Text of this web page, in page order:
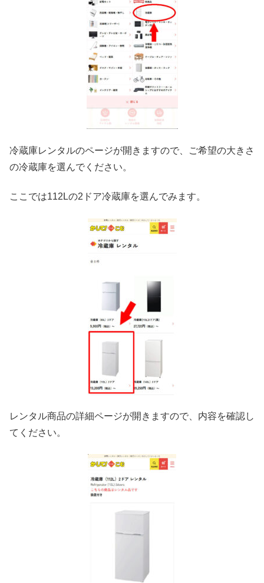
冷蔵庫レンタルのページが開きますので、ご希望の大きさ
の冷蔵庫を選んでください。
ここでは112Lの2ドア冷蔵庫を選んでみます。
レンタル商品の詳細ページが開きますので、内容を確認し
てください。